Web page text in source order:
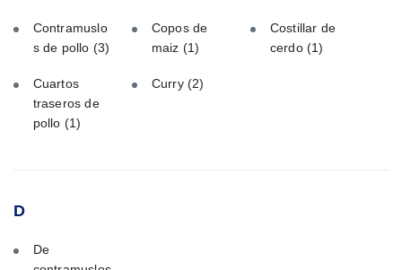
Contramuslo
s de pollo (3)
Copos de
maiz (1)
Costillar de
cerdo(1)
Cuartos
traseros de
pollo (1)
Curry (2)
D
De